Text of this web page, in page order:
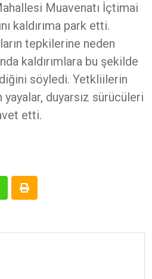
Muavenatı İçtimai
kaldırıma park etti.
tepkilerine neden
kaldırımlara bu şekilde
söyledi. Yetkliilerin
duyarsız sürücüleri
etti.